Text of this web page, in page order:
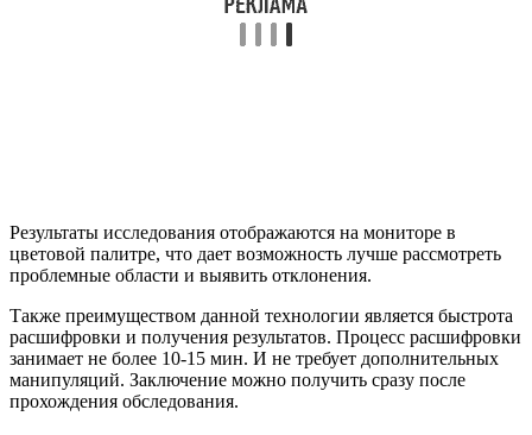
Результаты исследования отображаются на мониторе в
цветовой палитре, что дает возможность лучше рассмотреть
проблемные области и выявить отклонения.
Также преимуществом данной технологии является быстрота
расшифровки и получения результатов. Процесс расшифровки
занимает не более 10-15 мин. И не требует дополнительных
манипуляций. Заключение можно получить сразу после
прохождения обследования.